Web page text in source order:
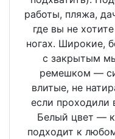
работы, пляжа,
где вы не
ногах. Широкие,
с закрытым
ремешком —
влитые, не
если проходили
Белый цвет —
подходит к